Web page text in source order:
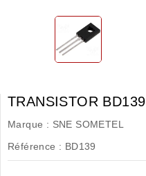
TRANSISTOR BD139
Marque : SNE SOMETEL
Référence : BD139